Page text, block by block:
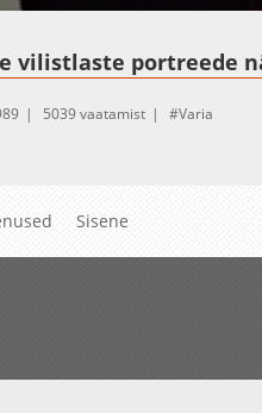
vilistlaste portreede
5039 vaatamist Varia
Sisene